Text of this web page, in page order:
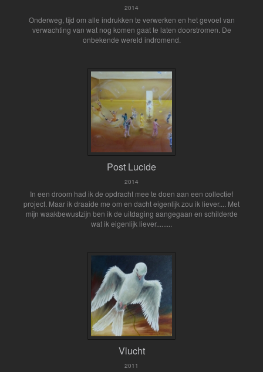
2014
Onderweg, tijd om alle indrukken te verwerken en het gevoel van
verwachting van wat nog komen gaat te laten doorstromen. De
onbekende wereld indromend.
Post Lucide
2014
In een droom had ik de opdracht mee te doen aan een collectief
project. Maar ik draaide me om en dacht eigenlijk zou ik liever.... Met
mijn waakbewustzijn ben ik de uitdaging aangegaan en schilderde
wat ik eigenlijk liever.........
Vlucht
2011